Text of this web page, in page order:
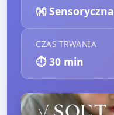
👐 Sensoryczna
CZAS TRWANIA
⏱️30 min